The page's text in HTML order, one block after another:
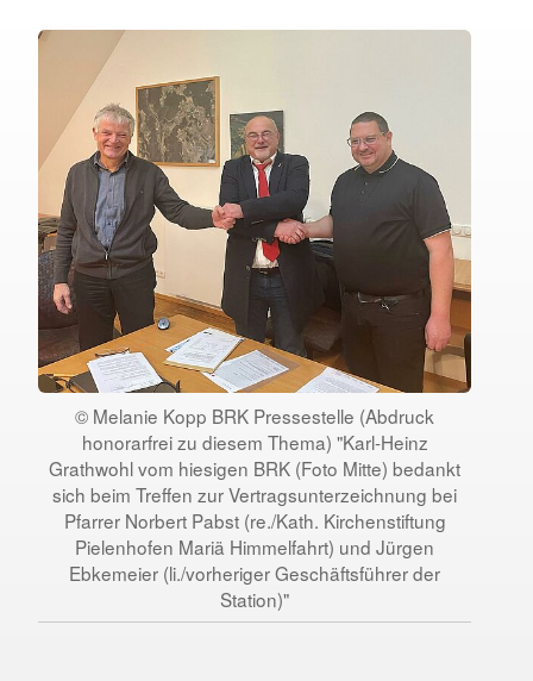
© Melanie Kopp BRK Pressestelle (Abdruck
honorarfrei zu diesem Thema) "Karl-Heinz
Grathwohl vom hiesigen BRK (Foto Mitte) bedankt
sich beim Treffen zur Vertragsunterzeichnung bei
Pfarrer Norbert Pabst (re./Kath. Kirchenstiftung
Pielenhofen Mariä Himmelfahrt) und Jürgen
Ebkemeier (li./vorheriger Geschäftsführer der
Station)"